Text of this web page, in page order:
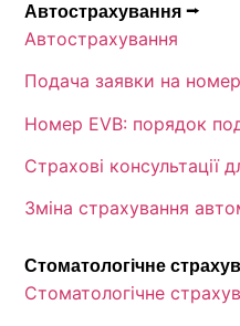
Автострахування ⭢
Автострахування
Подача заявки на
Номер EVB: порядок
Страхові консультації
Зміна страхування
Стоматологічне
Стоматологічне